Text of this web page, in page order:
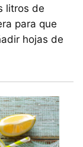
litros de
para que
hojas de